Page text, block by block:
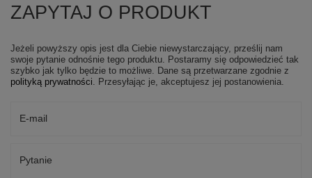
ZAPYTAJ O PRODUKT
Jeżeli powyższy opis jest dla Ciebie niewystarczający, prześlij nam
swoje pytanie odnośnie tego produktu. Postaramy się odpowiedzieć tak
szybko jak tylko będzie to możliwe. Dane są przetwarzane zgodnie z
polityką prywatności. Przesyłając je, akceptujesz jej postanowienia.
E-mail
Pytanie